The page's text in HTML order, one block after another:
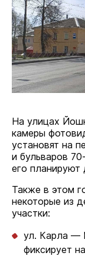
На улицах
камеры
установят на
и бульваров
его планируют
Также в этом
некоторые из
участки:
ул. Карла —
фиксирует